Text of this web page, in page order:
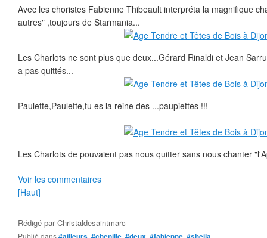
Avec les choristes Fabienne Thibeault interpréta la magnifique
autres" ,toujours de Starmania...
Les Charlots ne sont plus que deux...Gérard Rinaldi et Jean
a pas quittés...
Paulette,Paulette,tu es la reine des ...paupiettes !!!
Les Charlots de pouvaient pas nous quitter sans nous chanter
Voir les commentaires
[Haut]
Rédigé parChristaldesaintmarc
Publié dans